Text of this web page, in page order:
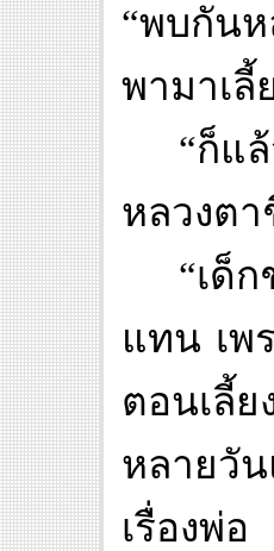
“พบกันห
พามาเลี้
“ก็แ
หลวงต
“เด็
แทน เพ
ตอนเลี้ย
หลายวั
เรื่องพ่